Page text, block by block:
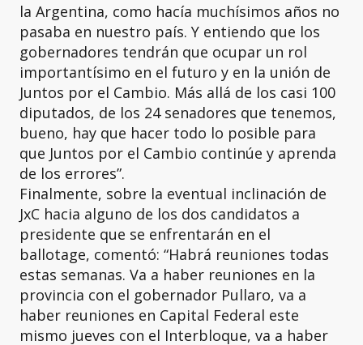
la Argentina, como hacía muchísimos años no
pasaba en nuestro país. Y entiendo que los
gobernadores tendrán que ocupar un rol
importantísimo en el futuro y en la unión de
Juntos por el Cambio. Más allá de los casi 100
diputados, de los 24 senadores que tenemos,
bueno, hay que hacer todo lo posible para
que Juntos por el Cambio continúe y aprenda
de los errores”.
Finalmente, sobre la eventual inclinación de
JxC hacia alguno de los dos candidatos a
presidente que se enfrentarán en el
ballotage, comentó: “Habrá reuniones todas
estas semanas. Va a haber reuniones en la
provincia con el gobernador Pullaro, va a
haber reuniones en Capital Federal este
mismo jueves con el Interbloque, va a haber